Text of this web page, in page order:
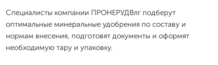
Специалисты компании ПРОНЕРУДВлг подберут
оптимальные минеральные удобрения по составу и
нормам внесения, подготовят документы и оформят
необходимую тару и упаковку.